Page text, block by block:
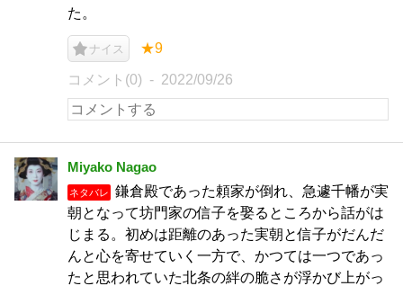
た。
ナイス ★9
コメント(0) 2022/09/26
Miyako Nagao
ネタバレ
鎌倉殿であった頼家が倒れ、急遽千幡が実
朝となって坊門家の信子を娶るところから話がは
じまる。初めは距離のあった実朝と信子がだんだ
んと心を寄せていく一方で、かつては一つであっ
たと思われていた北条の絆の脆さが浮かび上がっ